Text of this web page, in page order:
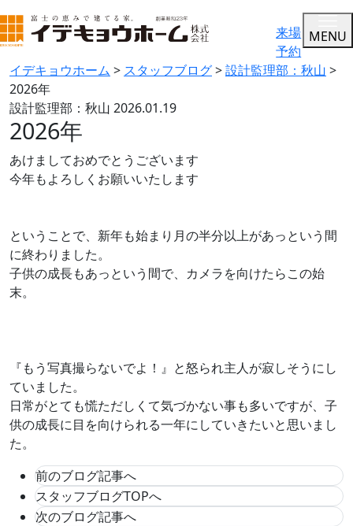
来場
予約
MENU
イデキョウホーム > スタッフブログ>設計監理部：秋山 >
2026年
設計監理部：秋山 2026.01.19
2026年
あけましておめでとうございます
今年もよろしくお願いいたします
ということで、新年も始まり月の半分以上があっという間
に終わりました。
子供の成長もあっという間で、カメラを向けたらこの始
末。
『もう写真撮らないでよ！』と怒られ主人が寂しそうにし
ていました。
日常がとても慌ただしくて気づかない事も多いですが、子
供の成長に目を向けられる一年にしていきたいと思いまし
た。
前のブログ記事へ
スタッフブログTOPへ
次のブログ記事へ